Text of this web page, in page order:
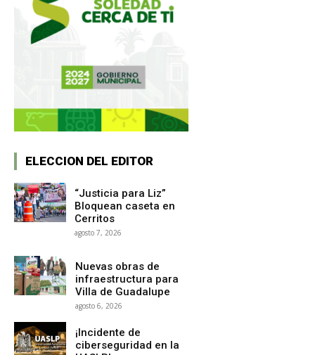
ELECCION DEL EDITOR
“Justicia para Liz”
Bloquean caseta en
Cerritos
agosto 7, 2026
Nuevas obras de
infraestructura para
Villa de Guadalupe
agosto 6, 2026
¡Incidente de
ciberseguridad en la